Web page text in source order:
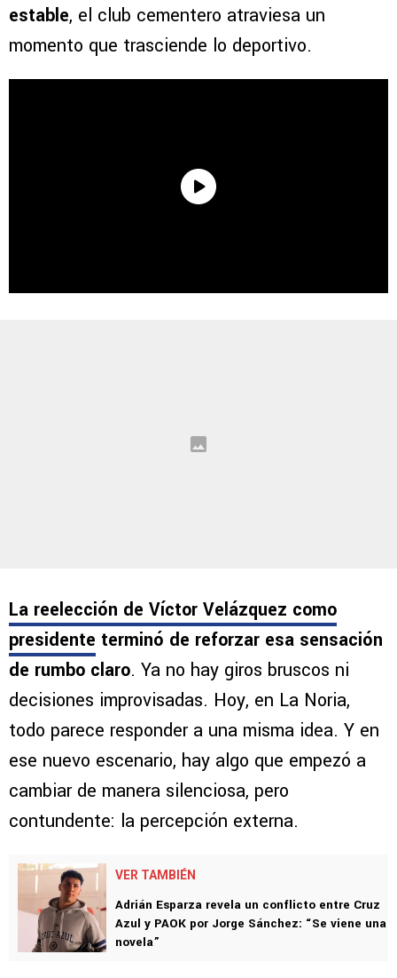
estable, el club cementero atraviesa un
momento que trasciende lo deportivo.
La reelección de Víctor Velázquez como
presidente terminó de reforzar esa sensación
de rumbo claro. Ya no hay giros bruscos ni
decisiones improvisadas. Hoy, en La Noria,
todo parece responder a una misma idea. Y en
ese nuevo escenario, hay algo que empezó a
cambiar de manera silenciosa, pero
contundente: la percepción externa.
VER TAMBIÉN
Adrián Esparza revela un conflicto entre Cruz
Azul y PAOK por Jorge Sánchez: “Se viene una
novela”